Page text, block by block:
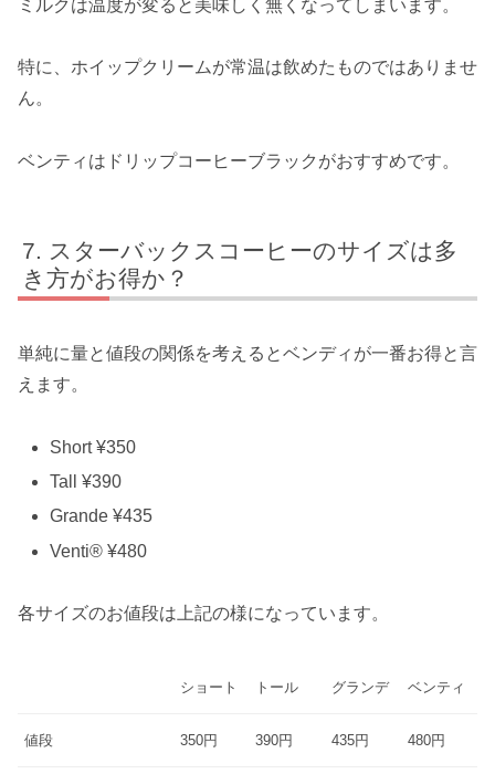
ミルクは温度が変ると美味しく無くなってしまいます。
特に、ホイップクリームが常温は飲めたものではありませ
ん。
ベンティはドリップコーヒーブラックがおすすめです。
スターバックスコーヒーのサイズは多
き方がお得か？
単純に量と値段の関係を考えるとベンディが一番お得と言
えます。
Short ¥350
Tall
¥390
Grande ¥435
Venti® ¥480
各サイズのお値段は上記の様になっています。
ショート トール グランデ ベンティ
値段 350円 390円 435円 480円